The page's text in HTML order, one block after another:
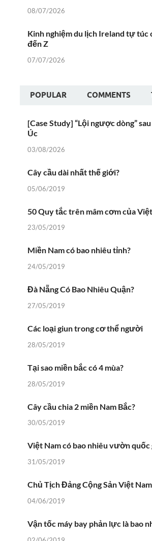
08/07/2026
Kinh nghiệm du lịch Ireland tự
đến Z
07/07/2026
POPULAR COMMENTS
[Case Study] “Lội ngược dòng”
Úc
03/08/2026
Cây cầu dài nhất thế giới?
05/06/2019
50 Quy tắc trên mâm cơm của
23/05/2019
Miền Nam có bao nhiêu tỉnh?
24/05/2019
Đà Nẵng Có Bao Nhiêu Quận?
27/05/2019
Các loại giun trong cơ thể người
28/05/2019
Tại sao miền bắc có 4 mùa?
28/05/2019
Cây cầu chia 2 miền Nam Bắc?
30/05/2019
Việt Nam có bao nhiêu vườn quốc
31/05/2019
Chủ Tịch Đảng Cộng Sản Việt
04/06/2019
Vận tốc máy bay phản lực là bao